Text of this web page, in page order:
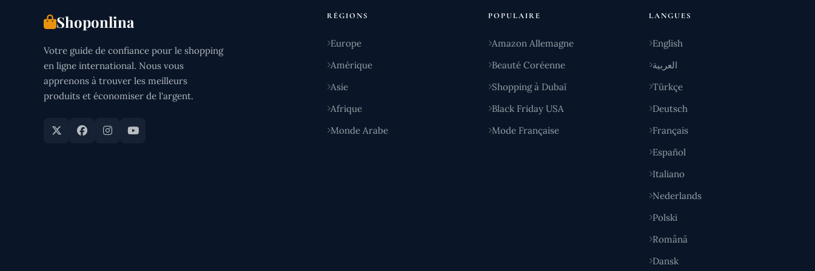
Shoponlina
Votre guide de confiance pour le shopping
en ligne international. Nous vous
apprenons à trouver les meilleurs
produits et économiser de l'argent.
RÉGIONS
Europe
Amérique
Asie
Afrique
Monde Arabe
POPULAIRE
Amazon Allemagne
Beauté Coréenne
Shopping à Dubaï
Black Friday USA
Mode Française
LANGUES
English
العربية
Türkçe
Deutsch
Français
Español
Italiano
Nederlands
Polski
Română
Dansk